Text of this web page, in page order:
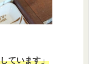
ています」